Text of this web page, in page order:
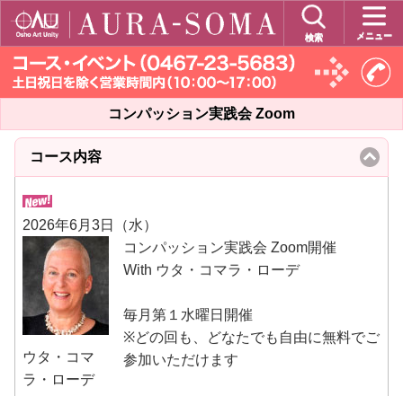
検索 メニュー
コンパッション実践会 Zoom
コース内容
to
2026年6月3日（水）
ウタ・コマ
ラ・ローデ
コンパッション実践会 Zoom開催
With ウタ・コマラ・ローデ
毎月第１水曜日開催
※どの回も、どなたでも自由に無料でご
参加いただけます